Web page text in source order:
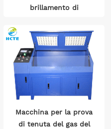
brillamento di
del serbatoio di acqua
Macchina per la prova
di tenuta del gas del